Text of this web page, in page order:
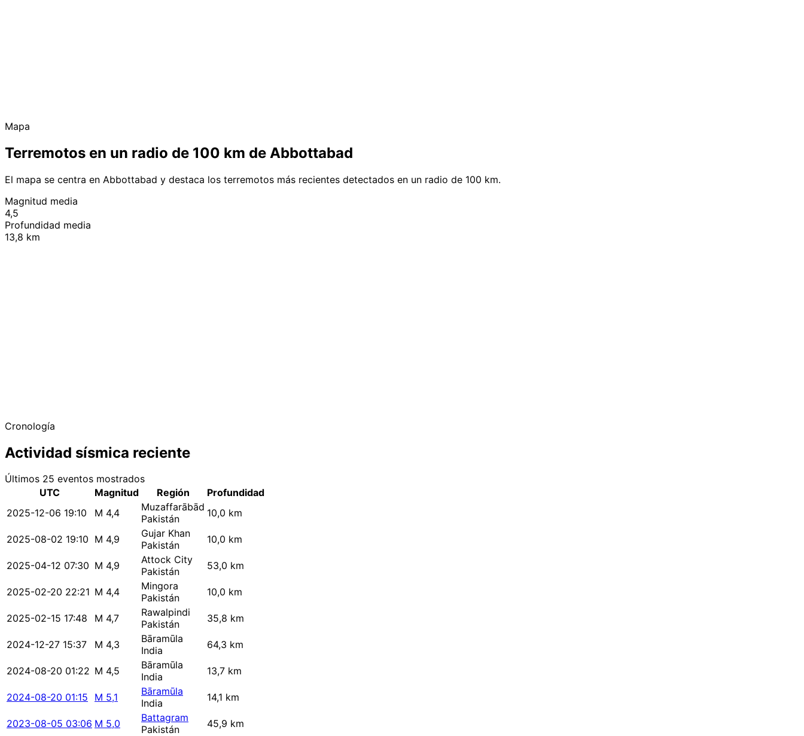
Mapa
Terremotos en un radio de 100 km de Abbottabad
El mapa se centra en Abbottabad y destaca los terremotos más recientes detectados en un radio de 100 km.
Magnitud media
4,5
Profundidad media
13,8 km
Cronología
Actividad sísmica reciente
Últimos 25 eventos mostrados
UTC
Magnitud Región
Profundidad
2025-12-06 19:10
M 4,4
Muzaffarābād
Pakistán
10,0 km
2025-08-02 19:10 M 4,9
Gujar Khan
Pakistán
10,0 km
2025-04-12 07:30 M 4,9
Attock City
Pakistán
53,0 km
2025-02-20 22:21 M 4,4
Mingora
Pakistán
10,0 km
2025-02-15 17:48 M 4,7
Rawalpindi
Pakistán
35,8 km
2024-12-27 15:37 M 4,3
Bāramūla
India
64,3 km
2024-08-20 01:22 M 4,5
Bāramūla
India
13,7 km
2024-08-20 01:15 M 5,1
Bāramūla
India
14,1 km
2023-08-05 03:06 M 5,0
Battagram
Pakistán
45,9 km